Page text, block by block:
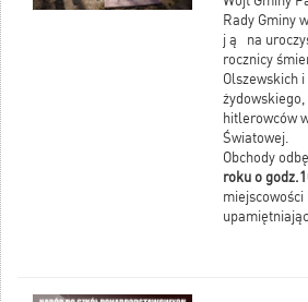
WOLA
BUDY,
Rady Gminy
j ą na
rocznicy
Olszewskich
hitlerowców
Światowej.
Obchody
roku o